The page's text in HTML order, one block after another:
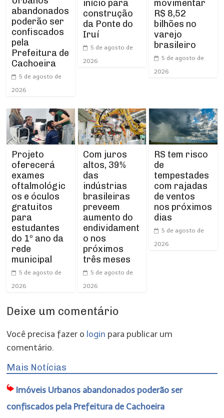
abandonados
poderão ser
confiscados
pela
Prefeitura de
Cachoeira
5 de agosto de
2026
início para
construção
da Ponte do
Iruí
5 de agosto de
2026
movimentar
R$ 8,52
bilhões no
varejo
brasileiro
5 de agosto de
2026
Projeto
oferecerá
exames
oftalmológic
os e óculos
gratuitos
para
estudantes
do 1º ano da
rede
municipal
5 de agosto de
2026
Com juros
altos, 39%
das
indústrias
brasileiras
preveem
aumento do
endividament
o nos
próximos
três meses
5 de agosto de
2026
RS tem risco
de
tempestades
com rajadas
de ventos
nos próximos
dias
5 de agosto de
2026
Deixe um comentário
Você precisa fazer o login para publicar um
comentário.
Mais Notícias
Imóveis Urbanos abandonados poderão ser
confiscados pela Prefeitura de Cachoeira